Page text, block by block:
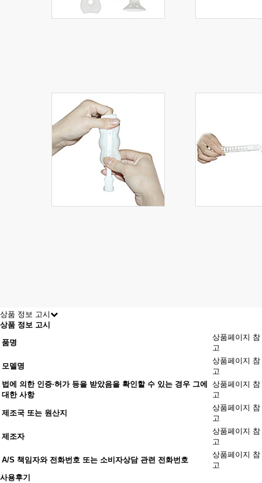
상품 정보 고시
상품 정보 고시
품명
상품페이지 참
고
모델명
상품페이지 참
고
법에 의한 인증·허가 등을 받았음을 확인할 수 있는 경우 그에
대한 사항
상품페이지 참
고
제조국 또는 원산지
상품페이지 참
고
제조자
상품페이지 참
고
A/S 책임자와 전화번호 또는 소비자상담 관련 전화번호
상품페이지 참
고
사용후기